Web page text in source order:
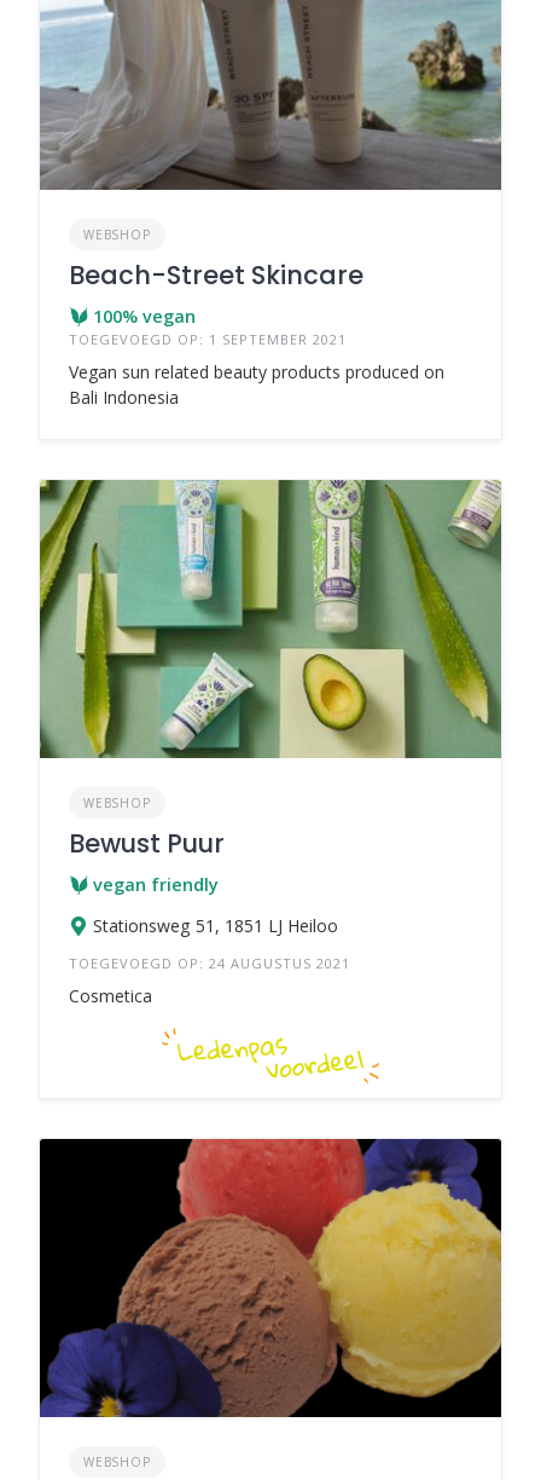
WEBSHOP
Beach-Street Skincare
100% vegan
TOEGEVOEGD OP: 1 SEPTEMBER 2021
Vegan sun related beauty products produced on
Bali Indonesia
WEBSHOP
Bewust Puur
vegan friendly
Stationsweg 51, 1851 LJ Heiloo
TOEGEVOEGD OP: 24 AUGUSTUS 2021
Cosmetica
WEBSHOP